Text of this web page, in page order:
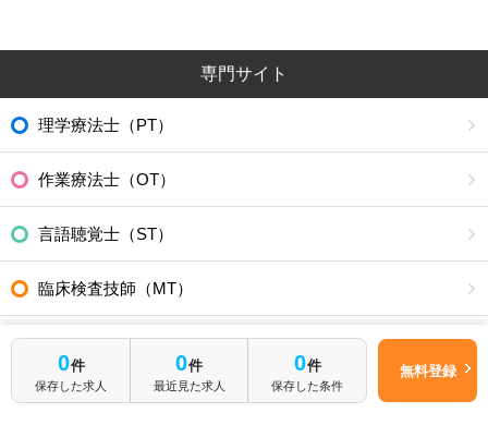
0件
保存した求人
0件
最近見た求人
0件
保存した条件
無料登録
専門サイト
理学療法士（PT）
作業療法士（OT）
言語聴覚士（ST）
臨床検査技師（MT）
臨床工学技士（ME）
診療放射線技師（RT）